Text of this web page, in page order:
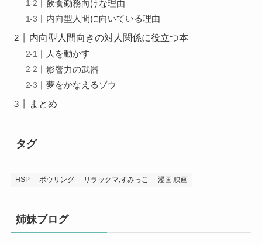
飲食勤務向けな理由
内向型人間に向いている理由
内向型人間向きの対人関係に役立つ本
人を動かす
影響力の武器
夢をかなえるゾウ
まとめ
タグ
HSP ボウリング リラックマ,すみっこ 漫画,映画
姉妹ブログ